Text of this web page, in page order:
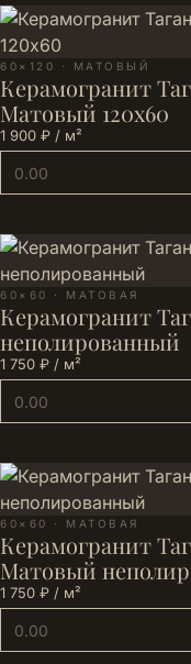
60×120 · МАТОВЫЙ
Керамогранит
Матовый 120х60
1 900 ₽ / м²
60×60 · МАТОВАЯ
Керамогранит
неполированный
1 750 ₽ / м²
60×60 · МАТОВАЯ
Керамогранит
Матовый
1 750 ₽ / м²